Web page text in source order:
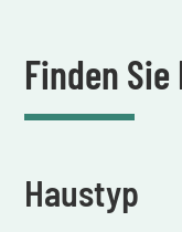
Finden
Haustyp